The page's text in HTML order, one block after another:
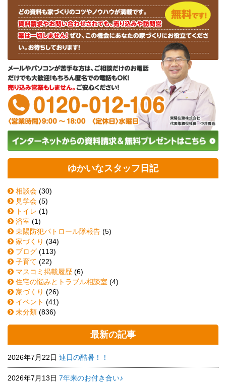
ゆかいなスタッフ日記
相談会 (30)
見学会 (5)
トイレ (1)
浴室 (1)
東陽防犯パトロール隊報告 (5)
家づくり (34)
ブログ (113)
子育て (22)
マスコミ掲載履歴 (6)
住宅の悩みとトラブル相談室 (4)
家づくり (26)
イベント (41)
未分類 (836)
最新の記事
2026年7月22日 連日の酷暑！！
2026年7月13日 7年来のお付き合い♪